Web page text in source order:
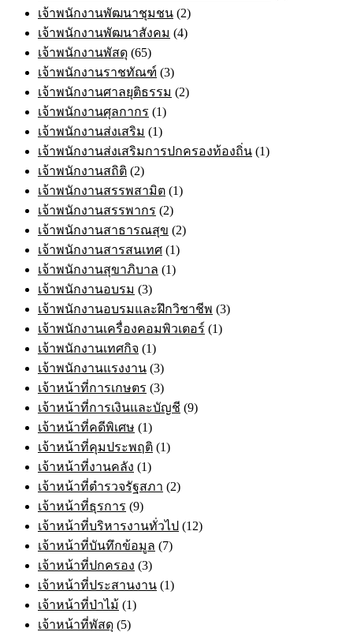
เจ้าพนักงานพัฒนาชุมชน (2)
เจ้าพนักงานพัฒนาสังคม (4)
เจ้าพนักงานพัสดุ (65)
เจ้าพนักงานราชทัณฑ์ (3)
เจ้าพนักงานศาลยุติธรรม (2)
เจ้าพนักงานศุลกากร (1)
เจ้าพนักงานส่งเสริม (1)
เจ้าพนักงานส่งเสริมการปกครองท้องถิ่น (1)
เจ้าพนักงานสถิติ (2)
เจ้าพนักงานสรรพสามิต (1)
เจ้าพนักงานสรรพากร (2)
เจ้าพนักงานสาธารณสุข (2)
เจ้าพนักงานสารสนเทศ (1)
เจ้าพนักงานสุขาภิบาล (1)
เจ้าพนักงานอบรม (3)
เจ้าพนักงานอบรมและฝึกวิชาชีพ (3)
เจ้าพนักงานเครื่องคอมพิวเตอร์ (1)
เจ้าพนักงานเทศกิจ (1)
เจ้าพนักงานแรงงาน (3)
เจ้าหน้าที่การเกษตร (3)
เจ้าหน้าที่การเงินและบัญชี (9)
เจ้าหน้าที่คดีพิเศษ (1)
เจ้าหน้าที่คุมประพฤติ (1)
เจ้าหน้าที่งานคลัง (1)
เจ้าหน้าที่ตำรวจรัฐสภา (2)
เจ้าหน้าที่ธุรการ (9)
เจ้าหน้าที่บริหารงานทั่วไป (12)
เจ้าหน้าที่บันทึกข้อมูล (7)
เจ้าหน้าที่ปกครอง (3)
เจ้าหน้าที่ประสานงาน (1)
เจ้าหน้าที่ป่าไม้ (1)
เจ้าหน้าที่พัสดุ (5)